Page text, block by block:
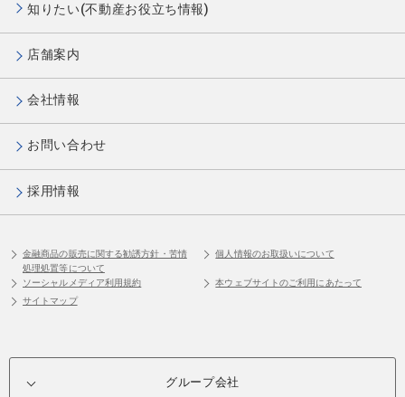
知りたい(不動産お役立ち情報)
店舗案内
会社情報
お問い合わせ
採用情報
金融商品の販売に関する勧誘方針・苦情
処理処置等について
個人情報のお取扱いについて
ソーシャルメディア利用規約
本ウェブサイトのご利用にあたって
サイトマップ
グループ会社